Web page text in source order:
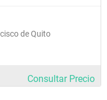
de Quito
Consultar Precio